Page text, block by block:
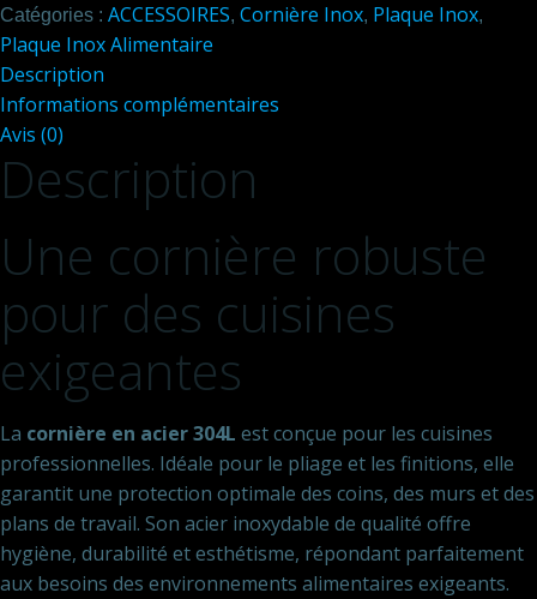
Cornière
Acier
304L
pour
Pliage
et
Finitions
1000
20x20
mm
Catégories : ACCESSOIRES, Cornière Inox, Plaque Inox,
Plaque Inox Alimentaire
Description
Informations complémentaires
Avis (0)
Description
Une cornière robuste
pour des cuisines
exigeantes
La cornière en acier 304L est conçue pour les cuisines
professionnelles. Idéale pour le pliage et les finitions, elle
garantit une protection optimale des coins, des murs et des
plans de travail. Son acier inoxydable de qualité offre
hygiène, durabilité et esthétisme, répondant parfaitement
aux besoins des environnements alimentaires exigeants.